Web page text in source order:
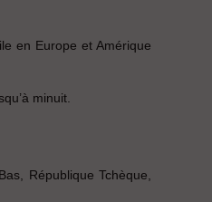
en Europe et Amérique
minuit.
République Tchèque,